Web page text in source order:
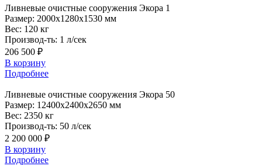
Ливневые очистные сооружения Экора 1
Размер: 2000x1280x1530 мм
Вес: 120 кг
Производ-ть: 1 л/сек
206 500 ₽
В корзину
Подробнее
Ливневые очистные сооружения Экора 50
Размер: 12400x2400x2650 мм
Вес: 2350 кг
Производ-ть: 50 л/сек
2 200 000 ₽
В корзину
Подробнее